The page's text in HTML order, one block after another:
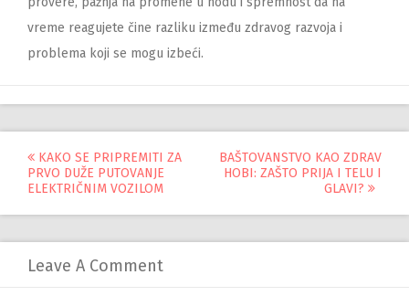
vreme reagujete čine razliku između zdravog razvoja i
problema koji se mogu izbeći.
Управљање
објавама
KAKO SE PRIPREMITI ZA
PRVO DUŽE PUTOVANJE
ELEKTRIČNIM VOZILOM
BAŠTOVANSTVO KAO ZDRAV
HOBI: ZAŠTO PRIJA I TELU I
GLAVI?
Leave A Comment